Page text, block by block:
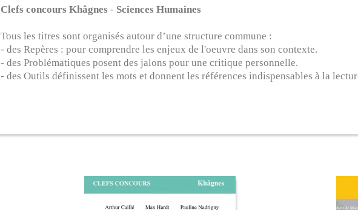
Clefs concours Khâgnes - Sciences Humaines
Tous les titres sont organisés autour d’une structure commune :
- des Repères : pour comprendre les enjeux de l'oeuvre dans son contexte.
- des Problématiques posent des jalons pour une critique personnelle.
- des Outils définissent les mots et donnent les références indispensables à la